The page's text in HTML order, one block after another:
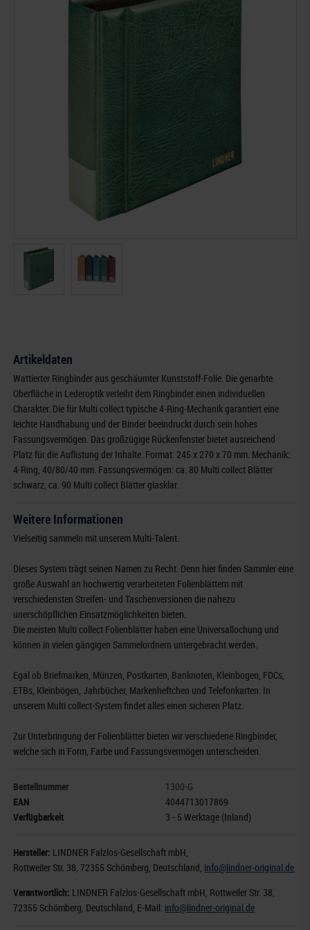
Artikeldaten
Wattierter Ringbinder aus geschäumter Kunststoff-Folie. Die genarbte
Oberfläche in Lederoptik verleiht dem Ringbinder einen individuellen
Charakter. Die für Multi collect typische 4-Ring-Mechanik garantiert eine
leichte Handhabung und der Binder beeindruckt durch sein hohes
Fassungsvermögen. Das großzügige Rückenfenster bietet ausreichend
Platz für die Auflistung der Inhalte. Format: 245 x 270 x 70 mm. Mechanik:
4-Ring, 40/80/40 mm. Fassungsvermögen: ca. 80 Multi collect Blätter
schwarz, ca. 90 Multi collect Blätter glasklar.
Weitere Informationen
Vielseitig sammeln mit unserem Multi-Talent.
Dieses System trägt seinen Namen zu Recht. Denn hier finden Sammler eine
große Auswahl an hochwertig verarbeiteten Folienblättern mit
verschiedensten Streifen- und Taschenversionen die nahezu
unerschöpflichen Einsatzmöglichkeiten bieten.
Die meisten Multi collect Folienblätter haben eine Universallochung und
können in vielen gängigen Sammelordnern untergebracht werden.
Egal ob Briefmarken, Münzen, Postkarten, Banknoten, Kleinbogen, FDCs,
ETBs, Kleinbögen, Jahrbücher, Markenheftchen und Telefonkarten. In
unserem Multi collect-System findet alles einen sicheren Platz.
Zur Unterbringung der Folienblätter bieten wir verschiedene Ringbinder,
welche sich in Form, Farbe und Fassungsvermögen unterscheiden.
Bestellnummer
1300-G
EAN
4044713017869
Verfügbarkeit
3 - 5 Werktage (Inland)
Hersteller: LINDNER Falzlos-Gesellschaft mbH,
Rottweiler Str. 38, 72355 Schömberg, Deutschland, info@lindner-original.de
Verantwortlich: LINDNER Falzlos-Gesellschaft mbH, Rottweiler Str. 38,
72355 Schömberg, Deutschland, E-Mail: info@lindner-original.de